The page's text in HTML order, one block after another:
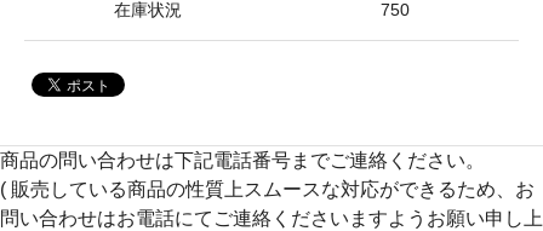
在庫状況 750
商品の問い合わせは下記電話番号までご連絡ください。
( 販売している商品の性質上スムースな対応ができるため、お
問い合わせはお電話にてご連絡くださいますようお願い申し上